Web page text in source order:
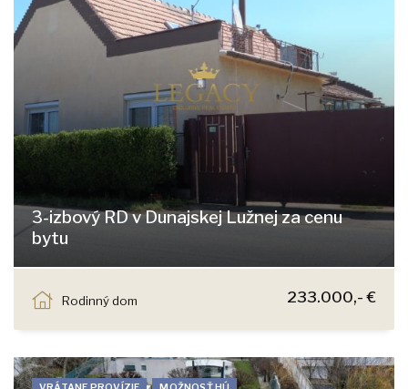
3-izbový RD v Dunajskej Lužnej za cenu
bytu
Rodinný dom
233.000,- €